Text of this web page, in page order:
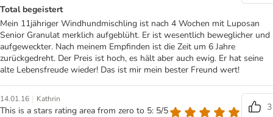
Total begeistert
Mein 11jähriger Windhundmischling ist nach 4 Wochen mit Luposan
Senior Granulat merklich aufgeblüht. Er ist wesentlich beweglicher und
aufgeweckter. Nach meinem Empfinden ist die Zeit um 6 Jahre
zurückgedreht. Der Preis ist hoch, es hält aber auch ewig. Er hat seine
alte Lebensfreude wieder! Das ist mir mein bester Freund wert!
14.01.16 | Kathrin
This is a stars rating area from zero to 5: 5/5
3